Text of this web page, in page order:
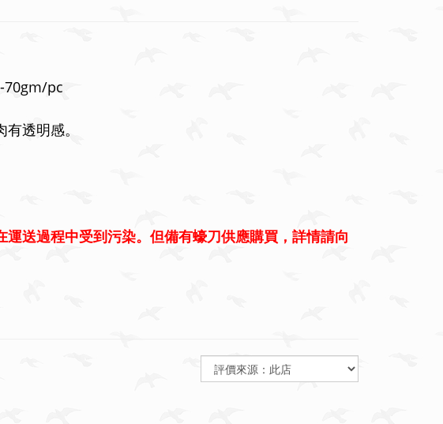
70gm/pc
有透明感。
送過程中受到污染。但備有蠔刀供應購買，詳情請向